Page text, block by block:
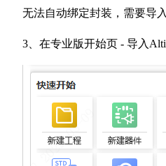
无法自动绑定封装，需要导
3、在专业版开始页 - 导入